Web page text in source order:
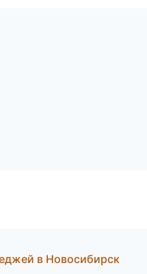
в Новосибирск